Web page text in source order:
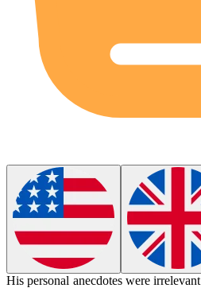
His personal anecdotes wereirrelevant